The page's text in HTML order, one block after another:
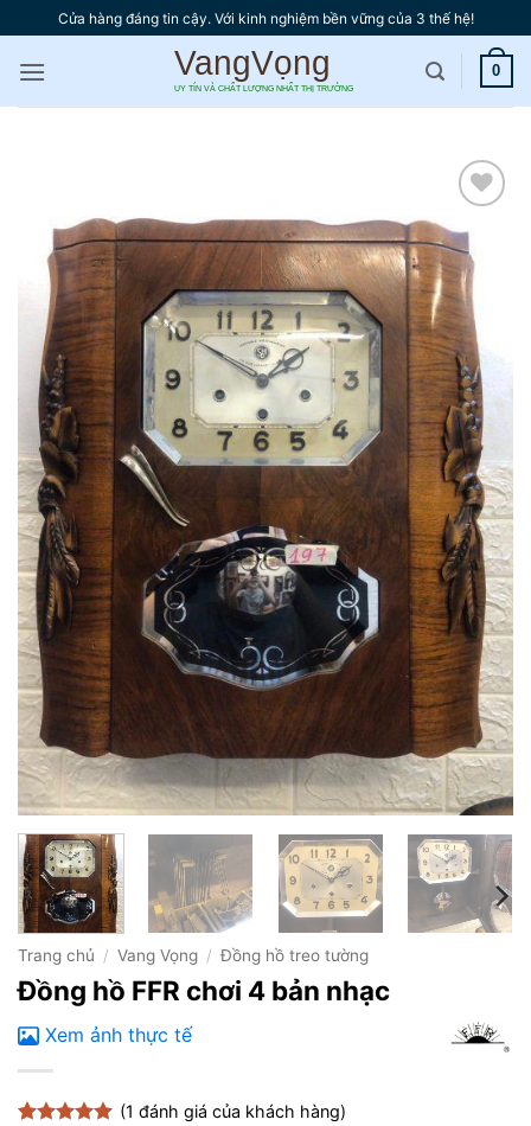
qua
nội
dung
Cửa hàng đáng tin cậy. Với kinh nghiệm bền vững của 3 thế hệ!
0
Thêm
vào
yêu
thích
Trang chủ / Vang Vọng / Đồng hồ treo tường
Đồng hồ FFR chơi 4 bản nhạc
Xem ảnh thực tế
(1 đánh giá của khách hàng)